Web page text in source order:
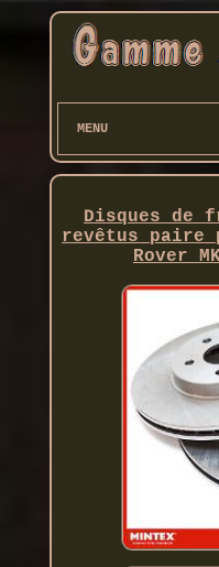
MENU
Disques de
revêtus paire
Rover